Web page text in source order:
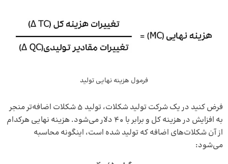
فرمول هزینه نهایی تولید
فرض کنید در یک شرکت تولید شکلات، تولید 5 شکلات اضافه‌تر منجر
به افزایش در هزینه کل و برابر با 40 دلار می‌شود. هزینه نهایی هرکدام
از آن شکلات‌های اضافه که تولید شده است، اینگونه محاسبه
می‌شود: